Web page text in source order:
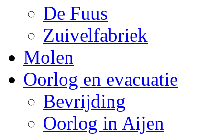
De Fuus
Zuivelfabriek
Molen
Oorlog en evacuatie
Bevrijding
Oorlog in Aijen